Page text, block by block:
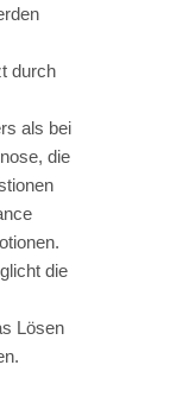
durch
als bei
die
die
Lösen